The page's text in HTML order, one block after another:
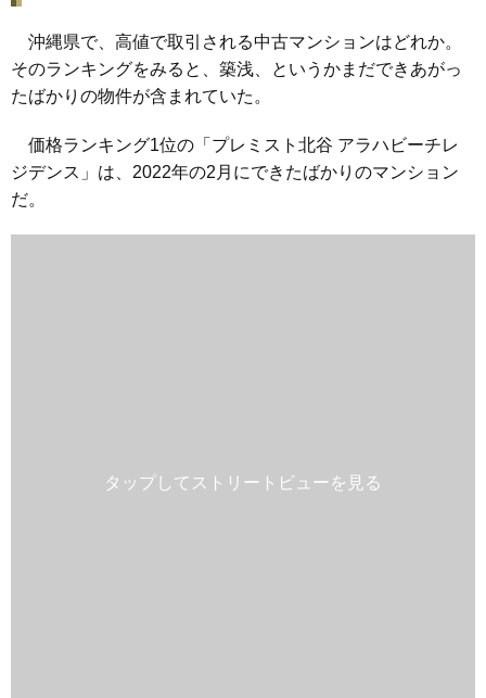
沖縄県で、高値で取引される中古マンションはどれか。
そのランキングをみると、築浅、というかまだできあがっ
たばかりの物件が含まれていた。
価格ランキング1位の「プレミスト北谷 アラハビーチレ
ジデンス」は、2022年の2月にできたばかりのマンション
だ。